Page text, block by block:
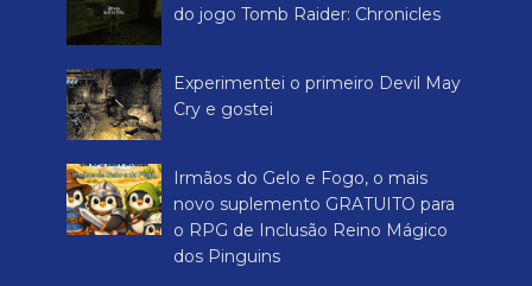
do jogo Tomb Raider: Chronicles
Experimentei o primeiro Devil May
Cry e gostei
Irmãos do Gelo e Fogo, o mais
novo suplemento GRATUITO para
o RPG de Inclusão Reino Mágico
dos Pinguins